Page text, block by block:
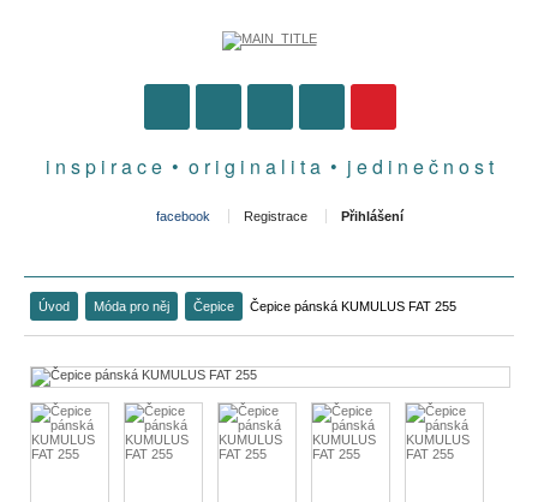
i n s p i r a c e • o r i g i n a l i t a • j e d i n e č n o s t
facebook Registrace Přihlášení
Úvod Móda pro něj Čepice Čepice pánská KUMULUS FAT 255